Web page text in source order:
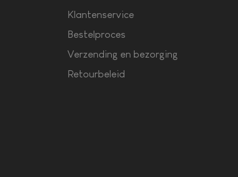
Klantenservice
Bestelproces
Verzending en bezorging
Retourbeleid